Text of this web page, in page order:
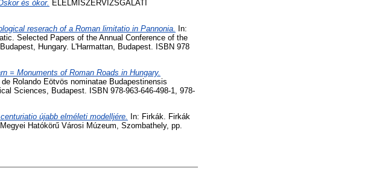
és ókor. ÉLELMISZERVIZSGÁLATI
reserach of a Roman limitatio in Pannonia.
In:
Selected Papers of the Annual Conference of the
Hungary. L'Harmattan, Budapest. ISBN 978
= Monuments of Roman Roads in Hungary.
Rolando Eötvös nominatae Budapestinensis
Sciences, Budapest. ISBN 978-963-646-498-1, 978-
újabb elméleti modelljére. In: Firkák. Firkák
Hatókörű Városi Múzeum, Szombathely, pp.